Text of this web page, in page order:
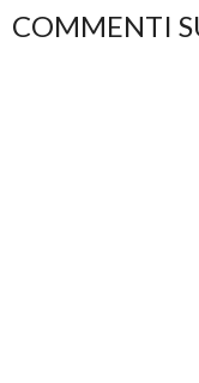
COMMENTI